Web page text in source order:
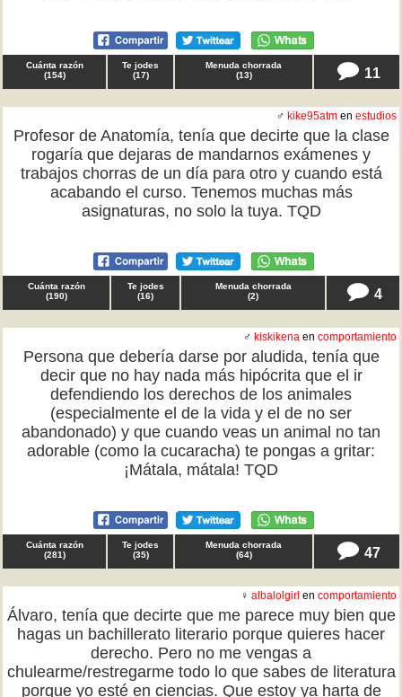
Cuánta razón
(154)
Te jodes
(17)
Menuda chorrada
(13) 11
♂ kike95atm en estudios
Profesor de Anatomía, tenía que decirte que la clase
rogaría que dejaras de mandarnos exámenes y
trabajos chorras de un día para otro y cuando está
acabando el curso. Tenemos muchas más
asignaturas, no solo la tuya. TQD
Cuánta razón
(190)
Te jodes
(16)
Menuda chorrada
(2) 4
♂ kiskikena en comportamiento
Persona que debería darse por aludida, tenía que
decir que no hay nada más hipócrita que el ir
defendiendo los derechos de los animales
(especialmente el de la vida y el de no ser
abandonado) y que cuando veas un animal no tan
adorable (como la cucaracha) te pongas a gritar:
¡Mátala, mátala! TQD
Cuánta razón
(281)
Te jodes
(35)
Menuda chorrada
(64) 47
♀ albalolgirl en comportamiento
Álvaro, tenía que decirte que me parece muy bien que
hagas un bachillerato literario porque quieres hacer
derecho. Pero no me vengas a
chulearme/restregarme todo lo que sabes de literatura
porque yo esté en ciencias. Que estoy ya harta de